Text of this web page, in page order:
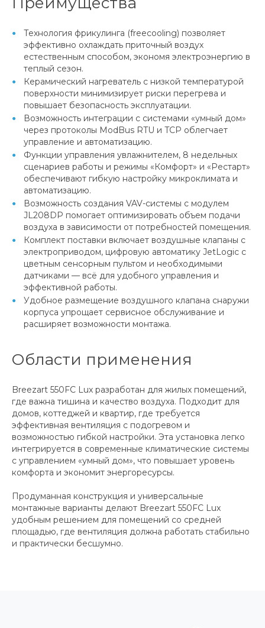
Технология фрикулинга (freecooling) позволяет
эффективно охлаждать приточный воздух
естественным способом, экономя электроэнергию в
теплый сезон.
Керамический нагреватель с низкой температурой
поверхности минимизирует риски перегрева и
повышает безопасность эксплуатации.
Возможность интеграции с системами «умный дом»
через протоколы ModBus RTU и TCP облегчает
управление и автоматизацию.
Функции управления увлажнителем, 8 недельных
сценариев работы и режимы «Комфорт» и «Рестарт»
обеспечивают гибкую настройку микроклимата и
автоматизацию.
Возможность создания VAV-системы с модулем
JL208DP помогает оптимизировать объем подачи
воздуха в зависимости от потребностей помещения.
Комплект поставки включает воздушные клапаны с
электроприводом, цифровую автоматику JetLogic с
цветным сенсорным пультом и необходимыми
датчиками — всё для удобного управления и
эффективной работы.
Удобное размещение воздушного клапана снаружи
корпуса упрощает сервисное обслуживание и
расширяет возможности монтажа.
Области применения
Breezart 550FC Lux разработан для жилых помещений,
где важна тишина и качество воздуха. Подходит для
домов, коттеджей и квартир, где требуется
эффективная вентиляция с подогревом и
возможностью гибкой настройки. Эта установка легко
интегрируется в современные климатические системы
с управлением «умный дом», что повышает уровень
комфорта и экономит энергоресурсы.
Продуманная конструкция и универсальные
монтажные варианты делают Breezart 550FC Lux
удобным решением для помещений со средней
площадью, где вентиляция должна работать стабильно
и практически бесшумно.